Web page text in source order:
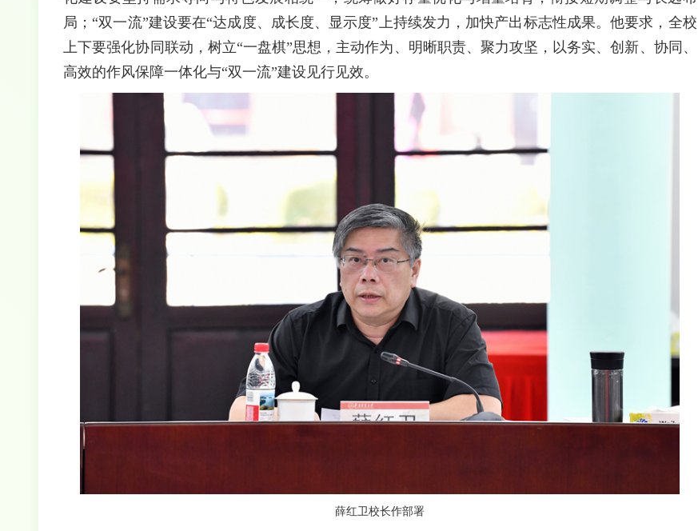
局；“双一流”建设要在“达成度、成长度、显示度”上持续发力，加快产出标志性成果。他要求，全校
上下要强化协同联动，树立“一盘棋”思想，主动作为、明晰职责、聚力攻坚，以务实、创新、协同、
高效的作风保障一体化与“双一流”建设见行见效。
薛红卫校长作部署